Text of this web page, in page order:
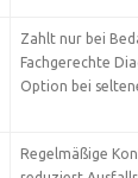
Zahlt nur bei
Fachgerechte
Option bei
Regelmäßige